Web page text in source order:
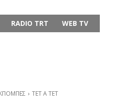
RADIO TRT WEB TV
ΤΕΤ Α ΤΕΤ